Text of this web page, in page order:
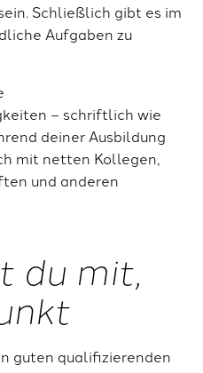
Schließlich gibt es im
Aufgaben zu
– schriftlich wie
deiner Ausbildung
mit netten Kollegen,
und anderen
du mit,
guten qualifizierenden